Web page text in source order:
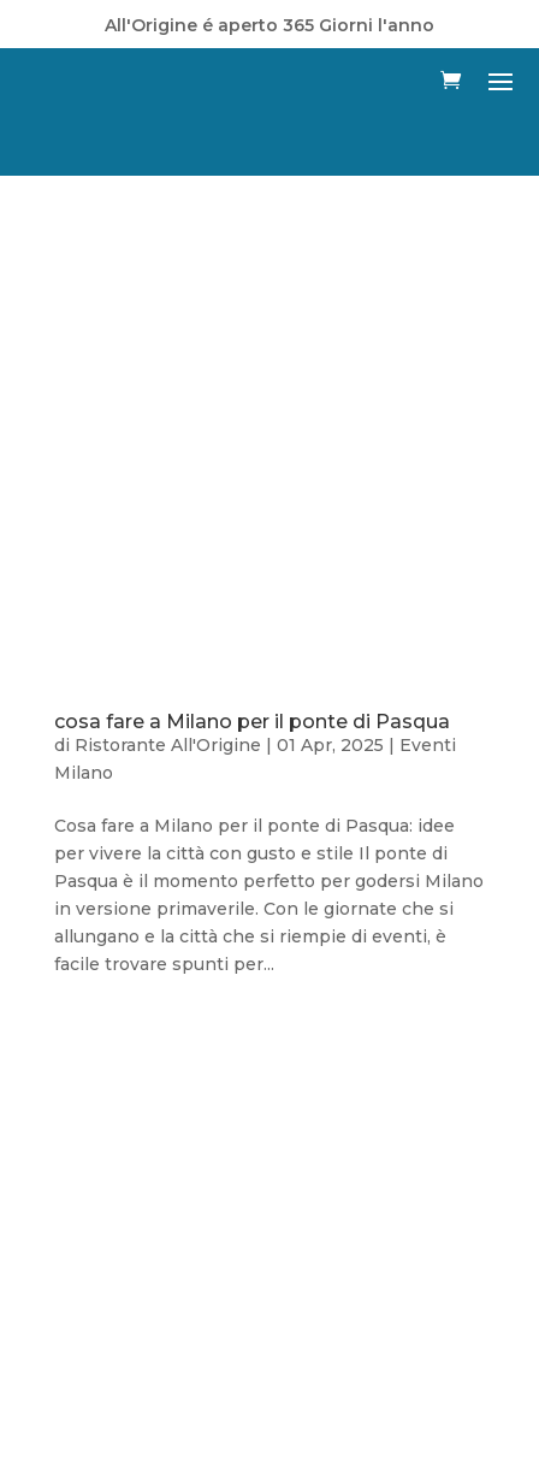
All'Origine é aperto 365 Giorni l'anno
cosa fare a Milano per il ponte di Pasqua
di Ristorante All'Origine 01 Apr, 2025
Eventi
Milano
Cosa fare a Milano per il ponte di Pasqua: idee
per vivere la città con gusto e stile Il ponte di
Pasqua è il momento perfetto per godersi Milano
in versione primaverile. Con le giornate che si
allungano e la città che si riempie di eventi, è
facile trovare spunti per...